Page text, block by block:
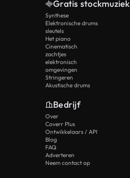
Gratis stockmuziek
Synthese
Elektronische drums
sleutels
Het piano
Cinematisch
zachtjes
elektronisch
omgevingen
Stringeren
Akustische drums
Bedrijf
Over
Coverr Plus
Ontwikkelaars / API
Blog
FAQ
Adverteren
Neem contact op